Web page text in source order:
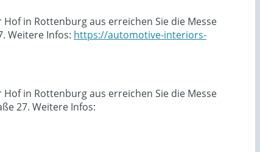
in Rottenburg aus erreichen Sie die Messe
Weitere Infos: https://automotive-interiors-
in Rottenburg aus erreichen Sie die Messe
27. Weitere Infos: